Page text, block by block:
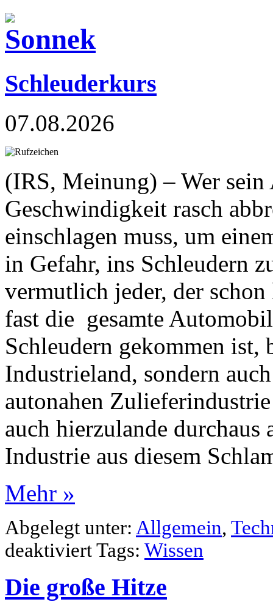
Schleuderkurs
07.08.2026
(IRS, Meinung) – Wer sein
Geschwindigkeit rasch
einschlagen muss, um
in Gefahr, ins Schleudern
vermutlich jeder, der
fast die gesamte
Schleudern gekommen
Industrieland, sondern
autonahen
auch hierzulande durchaus
Industrie aus diesem
Mehr »
Abgelegt unter: Allgemein,
deaktiviertTags: Wissen
Die große Hitze